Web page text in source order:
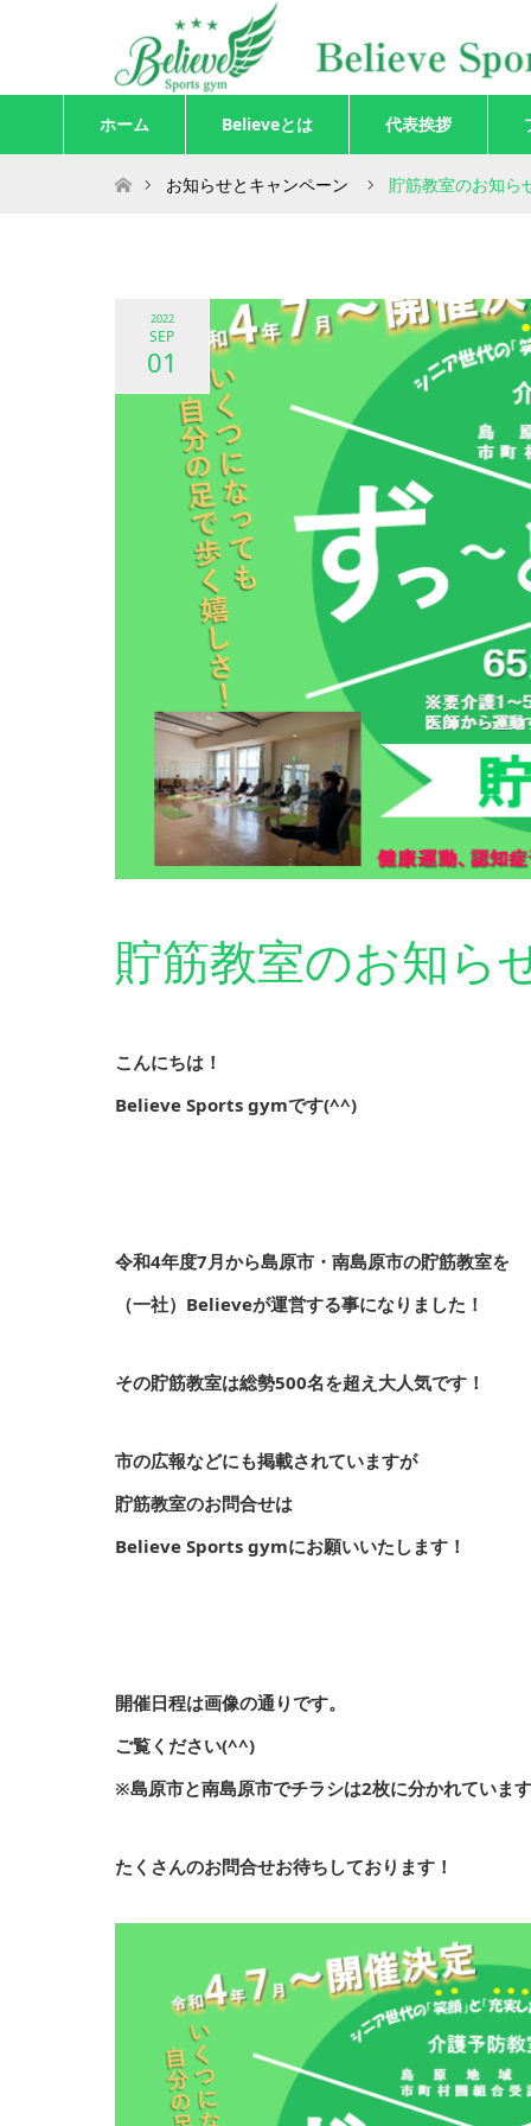
ホーム Believeとは 代表挨拶
ホームお知らせとキャンペーン 貯筋教室のお知ら
2022
SEP
01
貯筋教室のお知ら
こんにちは！
Believe Sports gymです(^^)
令和4年度7月から島原市・南島原市の貯筋教室を
（一社）Believeが運営する事になりました！
その貯筋教室は総勢500名を超え大人気です！
市の広報などにも掲載されていますが
貯筋教室のお問合せは
Believe Sports gymにお願いいたします！
開催日程は画像の通りです。
ご覧ください(^^)
※島原市と南島原市でチラシは2枚に分かれています
たくさんのお問合せお待ちしております！